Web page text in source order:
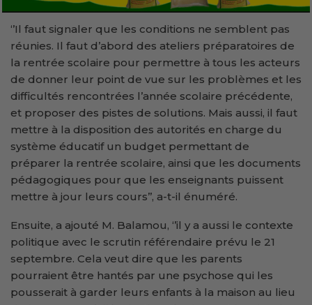
‘’Il faut signaler que les conditions ne semblent pas
réunies. Il faut d’abord des ateliers préparatoires de
la rentrée scolaire pour permettre à tous les acteurs
de donner leur point de vue sur les problèmes et les
difficultés rencontrées l’année scolaire précédente,
et proposer des pistes de solutions. Mais aussi, il faut
mettre à la disposition des autorités en charge du
système éducatif un budget permettant de
préparer la rentrée scolaire, ainsi que les documents
pédagogiques pour que les enseignants puissent
mettre à jour leurs cours’’, a-t-il énuméré.
Ensuite, a ajouté M. Balamou, ‘’il y a aussi le contexte
politique avec le scrutin référendaire prévu le 21
septembre. Cela veut dire que les parents
pourraient être hantés par une psychose qui les
pousserait à garder leurs enfants à la maison au lieu